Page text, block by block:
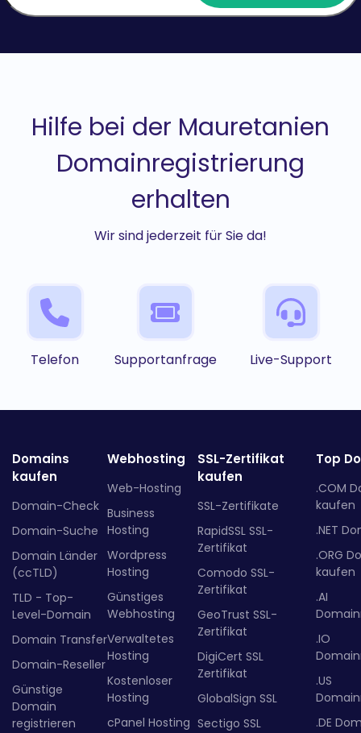
Hilfe bei der Mauretanien
Domainregistrierung
erhalten
Wir sind jederzeit für Sie da!
Telefon Supportanfrage Live-Support
Domains
kaufen
Domain-Check
Domain-Suche
Domain Länder
(ccTLD)
TLD - Top-
Level-Domain
Domain Transfer
Domain-Reseller
Günstige
Domain
registrieren
Webhosting
Web-Hosting
Business
Hosting
Wordpress
Hosting
Günstiges
Webhosting
Verwaltetes
Hosting
Kostenloser
Hosting
cPanel Hosting
SSL-Zertifikat
kaufen
SSL-Zertifikate
RapidSSL SSL-
Zertifikat
Comodo SSL-
Zertifikat
GeoTrust SSL-
Zertifikat
DigiCert SSL
Zertifikat
GlobalSign SSL
Sectigo SSL
Top
.COM
kaufen
.NET
.ORG
kaufen
.AI
.IO
.US
.DE